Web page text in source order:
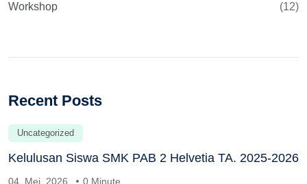
Workshop (12)
Recent Posts
Uncategorized
Kelulusan Siswa SMK PAB 2 Helvetia TA. 2025-2026
04. Mei, 2026 0 Minute